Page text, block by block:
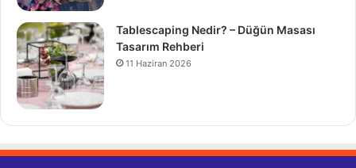
Tablescaping Nedir? – Düğün Masası
Tasarım Rehberi
11 Haziran 2026